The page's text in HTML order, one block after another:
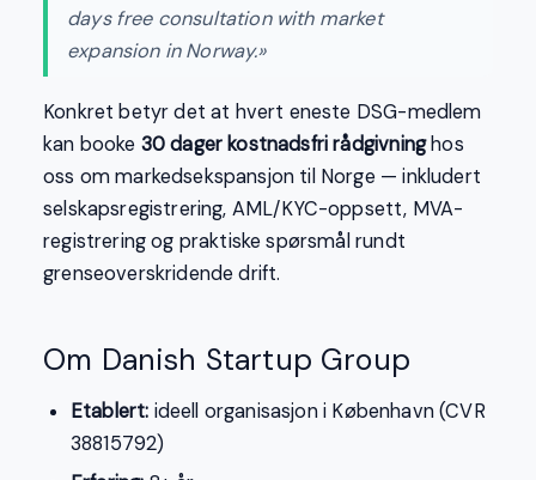
days free consultation with market
expansion in Norway.»
Konkret betyr det at hvert eneste DSG-medlem
kan booke 30 dager kostnadsfri rådgivninghos
oss om markedsekspansjon til Norge — inkludert
selskapsregistrering, AML/KYC-oppsett, MVA-
registrering og praktiske spørsmål rundt
grenseoverskridende drift.
Om Danish Startup Group
Etablert: ideell organisasjon i København (CVR
38815792)